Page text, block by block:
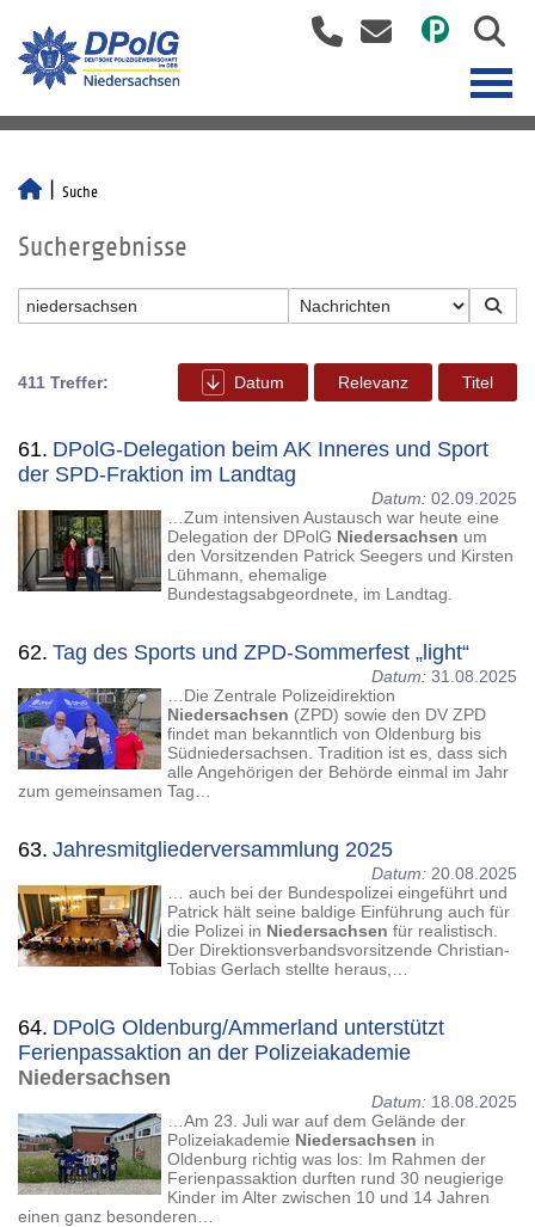
Suche
Suchergebnisse
411 Treffer: Datum Relevanz Titel
61. DPolG-Delegation beim AK Inneres und Sport
der SPD-Fraktion im Landtag
Datum: 02.09.2025
…Zum intensiven Austausch war heute eine
Delegation der DPolG Niedersachsen um
den Vorsitzenden Patrick Seegers und Kirsten
Lühmann, ehemalige
Bundestagsabgeordnete, im Landtag.
62. Tag des Sports und ZPD-Sommerfest „light“
Datum: 31.08.2025
…Die Zentrale Polizeidirektion
Niedersachsen (ZPD) sowie den DV ZPD
findet man bekanntlich von Oldenburg bis
Südniedersachsen. Tradition ist es, dass sich
alle Angehörigen der Behörde einmal im Jahr
zum gemeinsamen Tag…
63. Jahresmitgliederversammlung 2025
Datum: 20.08.2025
… auch bei der Bundespolizei eingeführt und
Patrick hält seine baldige Einführung auch für
die Polizei in Niedersachsen für realistisch.
Der Direktionsverbandsvorsitzende Christian-
Tobias Gerlach stellte heraus,…
64. DPolG Oldenburg/Ammerland unterstützt
Ferienpassaktion an der Polizeiakademie
Niedersachsen
Datum: 18.08.2025
…Am 23. Juli war auf dem Gelände der
Polizeiakademie Niedersachsen in
Oldenburg richtig was los: Im Rahmen der
Ferienpassaktion durften rund 30 neugierige
Kinder im Alter zwischen 10 und 14 Jahren
einen ganz besonderen…